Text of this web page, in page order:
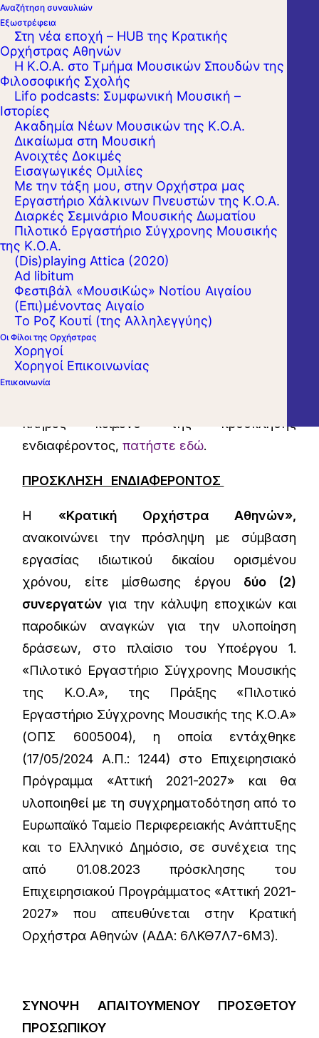
Αναζήτηση συναυλιών
Εξωστρέφεια
Στη νέα εποχή – HUB της Κρατικής
Ορχήστρας Αθηνών
Η Κ.Ο.Α. στο Τμήμα Μουσικών Σπουδών της
Φιλοσοφικής Σχολής
Lifo podcasts: Συμφωνική Μουσική –
Ιστορίες
Ακαδημία Νέων Μουσικών της Κ.Ο.Α.
Δικαίωμα στη Μουσική
Ανοιχτές Δοκιμές
Εισαγωγικές Ομιλίες
Με την τάξη μου, στην Ορχήστρα μας
Εργαστήριo Χάλκινων Πνευστών της Κ.Ο.Α.
Διαρκές Σεμινάριο Μουσικής Δωματίου
Πιλοτικό Εργαστήριο Σύγχρονης Μουσικής
της Κ.Ο.Α.
(Dis)playing Attica (2020)
Ad libitum
Φεστιβάλ «ΜουσιΚώς» Νοτίου Αιγαίου
(Επι)μένοντας Αιγαίο
Το Ροζ Κουτί (της Αλληλεγγύης)
Οι Φίλοι της Ορχήστρας
Χορηγοί
Χορηγοί Επικοινωνίας
Επικοινωνία
Η Κρατική Ορχήστρα Αθηνών ανακοινώνει
την πρόσληψη, με σύμβαση εργασίας
ιδιωτικού δικαίου ορισμένου χρόνου ή
μίσθωσης έργου δύο (2) συνεργατών για την
κάλυψη εποχικών και παροδικών αναγκών.
πλήρες κείμενο της πρόσκλησης
ενδιαφέροντος,πατήστε εδώ.
ΠΡΟΣΚΛΗΣΗ ΕΝΔΙΑΦΕΡΟΝΤΟΣ
Η «Κρατική Ορχήστρα Αθηνών»,
ανακοινώνει την πρόσληψη με σύμβαση
εργασίας ιδιωτικού δικαίου ορισμένου
χρόνου, είτε μίσθωσης έργου δύο (2)
συνεργατώνγια την κάλυψη εποχικών και
παροδικών αναγκών για την υλοποίηση
δράσεων, στο πλαίσιο του Υποέργου 1.
«Πιλοτικό Εργαστήριο Σύγχρονης Μουσικής
της Κ.Ο.Α», της Πράξης «Πιλοτικό
Εργαστήριο Σύγχρονης Μουσικής της Κ.Ο.Α»
(ΟΠΣ 6005004), η οποία εντάχθηκε
(17/05/2024 Α.Π.: 1244) στο Επιχειρησιακό
Πρόγραμμα «Αττική 2021-2027» και θα
υλοποιηθεί με τη συγχρηματοδότηση από το
Ευρωπαϊκό Ταμείο Περιφερειακής Ανάπτυξης
και το Ελληνικό Δημόσιο, σε συνέχεια της
από 01.08.2023 πρόσκλησης του
Επιχειρησιακού Προγράμματος «Αττική 2021-
2027» που απευθύνεται στην Κρατική
Ορχήστρα Αθηνών (ΑΔΑ: 6ΛΚΘ7Λ7-6Μ3).
ΣΥΝΟΨΗ ΑΠΑΙΤΟΥΜΕΝΟΥ ΠΡΟΣΘΕΤΟΥ
ΠΡΟΣΩΠΙΚΟΥ